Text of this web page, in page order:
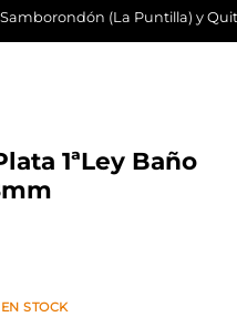
(La Puntilla) y
1ªLey Baño
EN STOCK